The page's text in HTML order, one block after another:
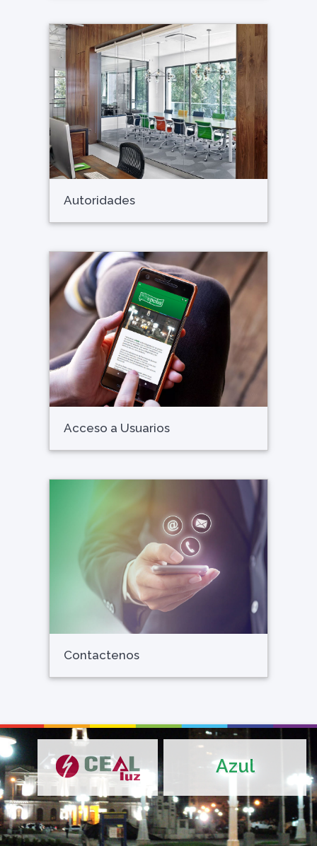
Autoridades
Acceso a Usuarios
Contactenos
Azul